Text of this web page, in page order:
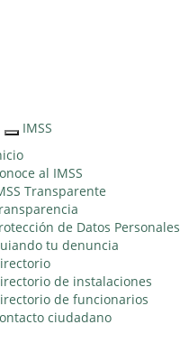
Interruptor
de
Navegación
IMSS
al IMSS
Transparente
de Datos Personales
tu denuncia
de instalaciones
de funcionarios
ciudadano